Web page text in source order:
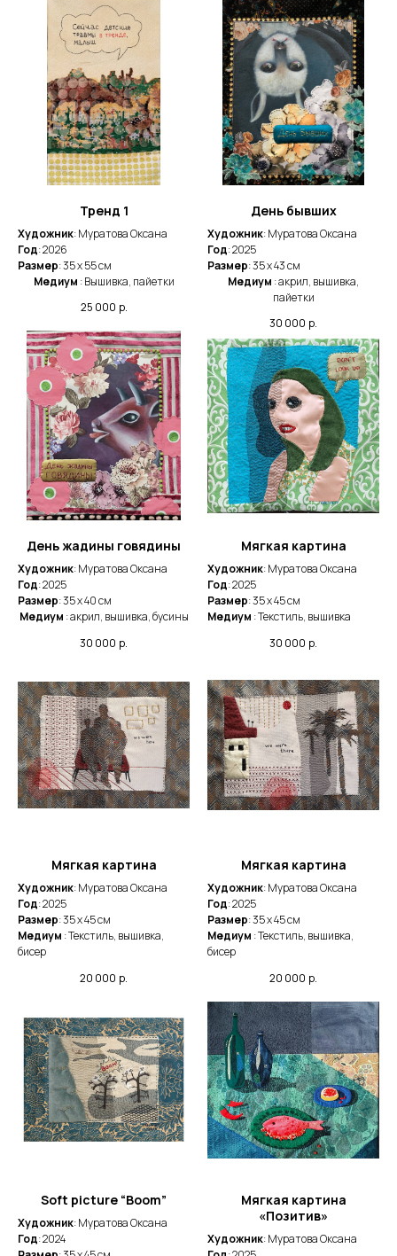
Тренд 1
Художник: Муратова Оксана
Год: 2026
Размер: 35 x 55 cм
Медиум : Вышивка, пайетки
25 000 р.
День бывших
Художник: Муратова Оксана
Год: 2025
Размер: 35 x 43 cм
Медиум : акрил, вышивка,
пайетки
30 000 р.
День жадины говядины
Художник: Муратова Оксана
Год: 2025
Размер: 35 x 40 cм
Медиум : акрил, вышивка, бусины
30 000 р.
Мягкая картина
Художник: Муратова Оксана
Год: 2025
Размер: 35 x 45 cм
Медиум : Текстиль, вышивка
30 000 р.
Мягкая картина
Художник: Муратова Оксана
Год: 2025
Размер: 35 x 45 cм
Медиум : Текстиль, вышивка,
бисер
20 000 р.
Мягкая картина
Художник: Муратова Оксана
Год: 2025
Размер: 35 x 45 cм
Медиум : Текстиль, вышивка,
бисер
20 000 р.
Soft picture “Boom”
Художник: Муратова Оксана
Год: 2024
Мягкая картина
«Позитив»
Художник: Муратова Оксана